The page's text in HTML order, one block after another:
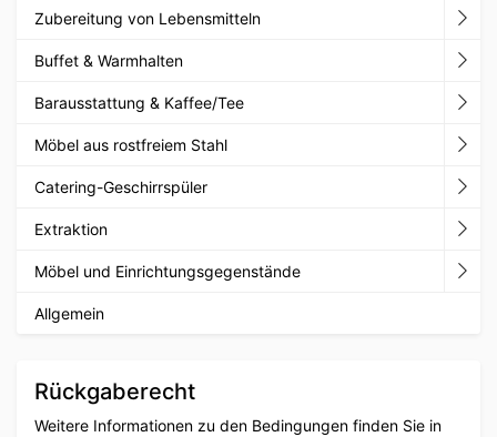
Zubereitung von Lebensmitteln
Buffet & Warmhalten
Barausstattung & Kaffee/Tee
Möbel aus rostfreiem Stahl
Catering-Geschirrspüler
Extraktion
Möbel und Einrichtungsgegenstände
Allgemein
Rückgaberecht
Weitere Informationen zu den Bedingungen finden Sie in